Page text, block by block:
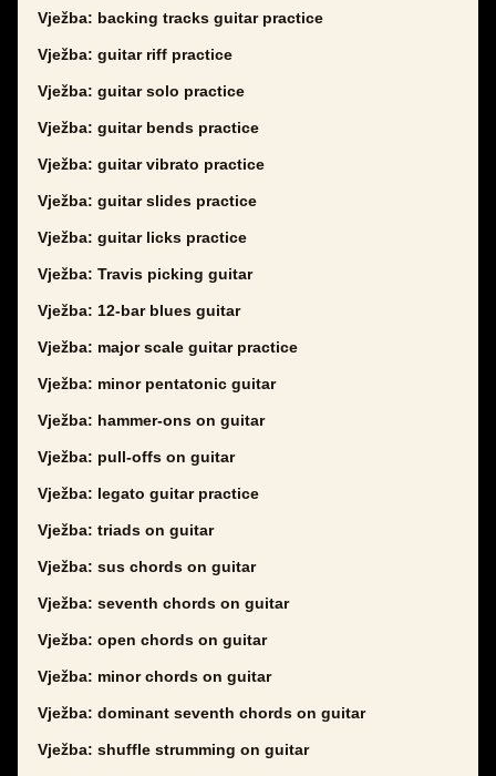
Vježba: backing tracks guitar practice
Vježba: guitar riff practice
Vježba: guitar solo practice
Vježba: guitar bends practice
Vježba: guitar vibrato practice
Vježba: guitar slides practice
Vježba: guitar licks practice
Vježba: Travis picking guitar
Vježba: 12-bar blues guitar
Vježba: major scale guitar practice
Vježba: minor pentatonic guitar
Vježba: hammer-ons on guitar
Vježba: pull-offs on guitar
Vježba: legato guitar practice
Vježba: triads on guitar
Vježba: sus chords on guitar
Vježba: seventh chords on guitar
Vježba: open chords on guitar
Vježba: minor chords on guitar
Vježba: dominant seventh chords on guitar
Vježba: shuffle strumming on guitar